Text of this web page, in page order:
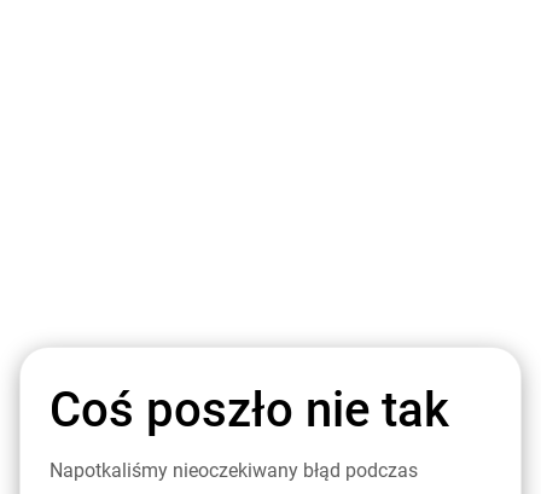
Coś poszło nie tak
Napotkaliśmy nieoczekiwany błąd podczas